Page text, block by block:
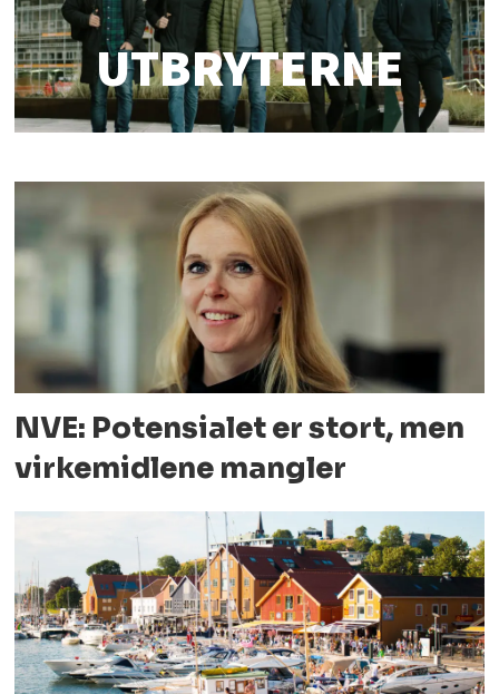
UTBRYTERNE
NVE: Potensialet er stort, men
virkemidlene mangler